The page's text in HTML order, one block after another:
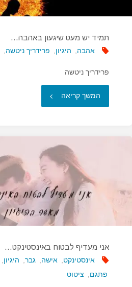
תמיד יש מעט שיגעון באהבה…
אהבה היגיון פרידריך ניטשה
פרידריך ניטשה
המשך קריאה "תמיד
שיגעון
באהבה…"
אני מעדיף לבטוח באינסטינקט…
אינסטינקט אישה גבר היגיון
פתגם
ציטוט